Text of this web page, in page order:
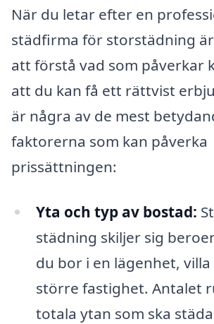
När du letar efter en
städfirma för storstädning
att förstå vad som påverkar
att du kan få ett rättvist
är några av de mest
faktorerna som kan påverka
prissättningen:
Yta och typ av bostad:
städning skiljer sig
du bor i en lägenhet,
större fastighet. Antalet
totala ytan som ska